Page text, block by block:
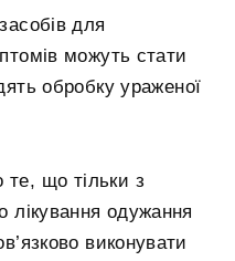
для
можуть стати
обробку ураженої
те, що тільки з
лікування одужання
виконувати